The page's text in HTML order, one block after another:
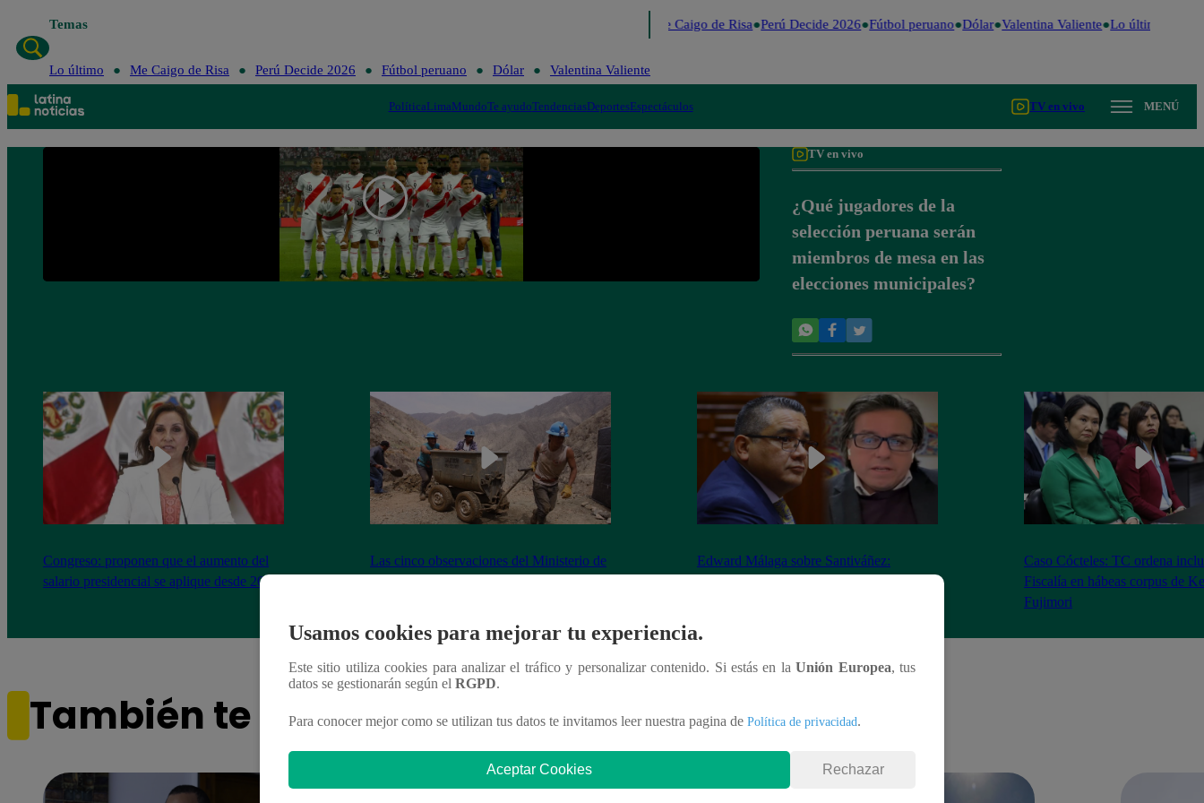
Temas Me Caigo de Risa Perú Decide 2026 Fútbol peruano Dólar Valentina Valiente Lo último
Lo último Me Caigo de Risa Perú Decide 2026 Fútbol peruano Dólar Valentina Valiente
PolíticaLimaMundoTe ayudoTendenciasDeportesEspectáculos TV en vivo MENÚ
TV en vivo
¿Qué jugadores de la
selección peruana serán
miembros de mesa en las
elecciones municipales?
Congreso: proponen que el aumento del
salario presidencial se aplique desde 2026
Las cinco observaciones del Ministerio de
Edward Málaga sobre Santiváñez:
Caso Cócteles: TC ordena
Fiscalía en hábeas corpus de
Fujimori
También te puede interesar
Usamos cookies para mejorar tu experiencia.
Este sitio utiliza cookies para analizar el tráfico y personalizar contenido. Si estás en laUnión Europea, tus
datos se gestionarán según el RGPD.
Para conocer mejor como se utilizan tus datos te invitamos leer nuestra pagina de Política de privacidad.
Aceptar Cookies Rechazar